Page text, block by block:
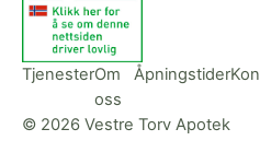
TjenesterOm
oss
Åpningstider
© 2026 Vestre Torv Apotek